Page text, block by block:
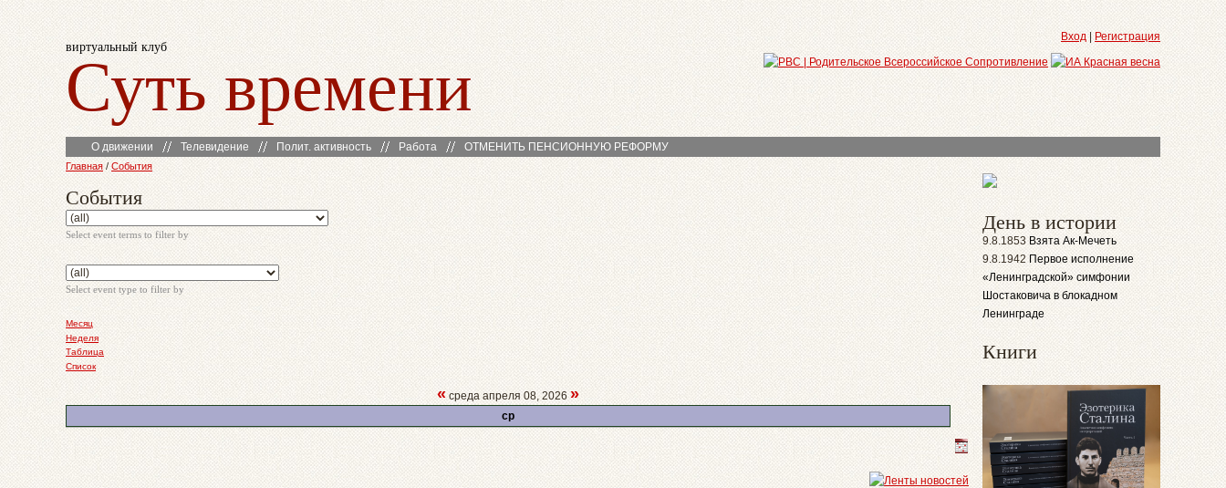
виртуальный клуб
Суть времени
Вход Регистрация
О движении Телевидение Полит. активность Работа ОТМЕНИТЬ ПЕНСИОННУЮ РЕФОРМУ
Главная / События
События
Select event terms to filter by
Select event type to filter by
Месяц
Неделя
Таблица
Список
« среда апреля 08, 2026»
ср
День в истории
9.8.1853 Взята Ак-Мечеть
9.8.1942 Первое исполнение
«Ленинградской» симфонии
Шостаковича в блокадном
Ленинграде
Книги